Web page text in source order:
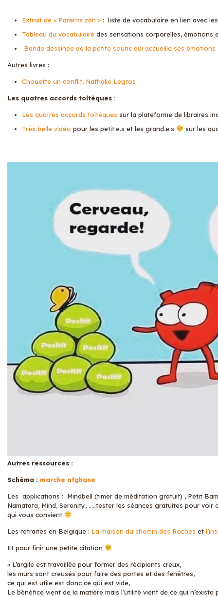
Extrait de « Parents zen » : liste de vocabulaire en lien avec
Tableau du vocabulaire des sensations corporelles, émotions
Bande dessinée de la petite souris qui accueille ses émotions
Autres livres :
Chouette un conflit, Nathalie Legros
Les quatres accords toltèques :
Les quatres accords toltèques sur la plateforme de libraires
Très belle vidéo pour les petit.e.s et les grand.e.s sur les
Autres ressources :
Schéma : marche afghane
Les applications : Mindbell (timer de méditation gratuit) , Petit
Namatata, Mind, Serenity, …..tester les séances gratuites pour voir
qui vous convient
Les retraites en Belgique : La maison du chemin des Roches et
Et pour finir une petite citation
« L’argile est travaillée pour former des récipients creux,
les murs sont creusés pour faire des portes et des fenêtres,
ce qui est utile est donc ce qui est vide,
Le bénéfice vient de la matière mais l’utilité vient de ce qui n’existe